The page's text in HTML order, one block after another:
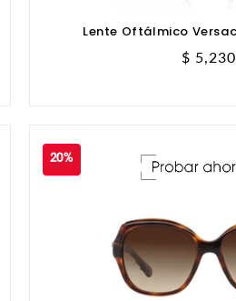
Lente Oftálmico
Precio
$ 5,230
20%